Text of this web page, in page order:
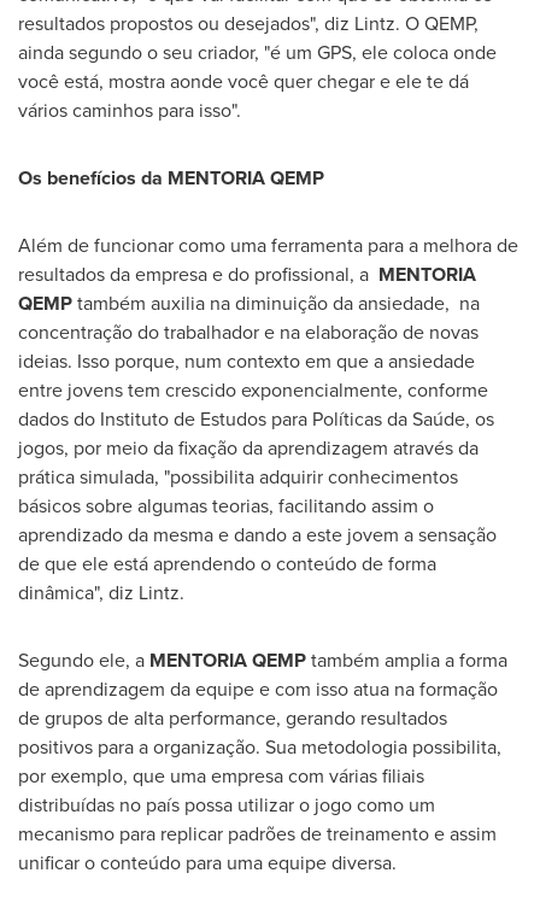
resultados propostos ou desejados", diz Lintz. O QEMP,
ainda segundo o seu criador, "é um GPS, ele coloca onde
você está, mostra aonde você quer chegar e ele te dá
vários caminhos para isso".
Os benefícios da MENTORIA QEMP
Além de funcionar como uma ferramenta para a melhora de
resultados da empresa e do profissional, a MENTORIA
QEMPtambém auxilia na diminuição da ansiedade, na
concentração do trabalhador e na elaboração de novas
ideias. Isso porque, num contexto em que a ansiedade
entre jovens tem crescido exponencialmente, conforme
dados do Instituto de Estudos para Políticas da Saúde, os
jogos, por meio da fixação da aprendizagem através da
prática simulada, "possibilita adquirir conhecimentos
básicos sobre algumas teorias, facilitando assim o
aprendizado da mesma e dando a este jovem a sensação
de que ele está aprendendo o conteúdo de forma
dinâmica", diz Lintz.
Segundo ele, a MENTORIA QEMPtambém amplia a forma
de aprendizagem da equipe e com isso atua na formação
de grupos de alta performance, gerando resultados
positivos para a organização. Sua metodologia possibilita,
por exemplo, que uma empresa com várias filiais
distribuídas no país possa utilizar o jogo como um
mecanismo para replicar padrões de treinamento e assim
unificar o conteúdo para uma equipe diversa.